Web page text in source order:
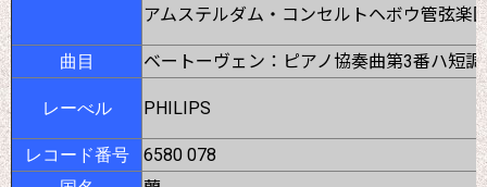
アムステルダム・コンセルトヘボウ管弦楽
曲目 ベートーヴェン：ピアノ協奏曲第3番ハ短
レーべル PHILIPS
レコード番号 6580 078